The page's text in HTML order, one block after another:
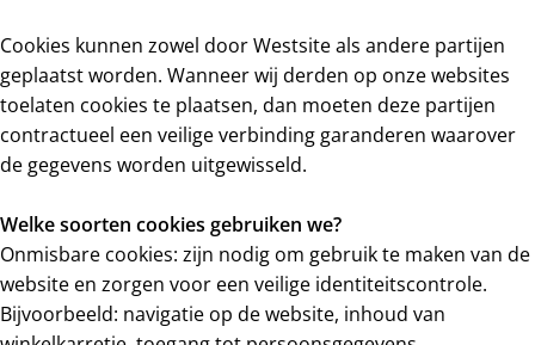
Cookies kunnen zowel door Westsite als andere partijen
geplaatst worden. Wanneer wij derden op onze websites
toelaten cookies te plaatsen, dan moeten deze partijen
contractueel een veilige verbinding garanderen waarover
de gegevens worden uitgewisseld.
Welke soorten cookies gebruiken we?
Onmisbare cookies: zijn nodig om gebruik te maken van de
website en zorgen voor een veilige identiteitscontrole.
Bijvoorbeeld: navigatie op de website, inhoud van